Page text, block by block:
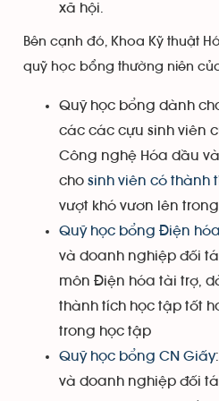
xã hội.
Bên cạnh đó, Khoa Kỹ thuật
quỹ học bổng thường niên
Quỹ học bổng dành
các các cựu sinh viên
Công nghệ Hóa dầu
cho sinh viên có thành
vượt khó vươn lên
Quỹ học bổng Điện hóa
và doanh nghiệp đối
môn Điện hóa tài trợ,
thành tích học tập tốt
trong học tập
Quỹ học bổng CN Giấy
và doanh nghiệp đối